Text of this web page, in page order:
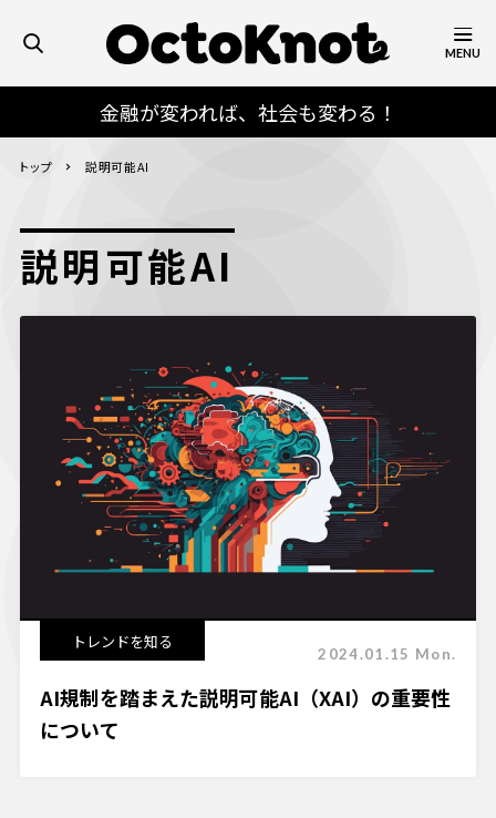
金融が変われば、社会も変わる！
MENU
トップ 説明可能AI
説明可能AI
トレンドを知る
2024.01.15 Mon.
AI規制を踏まえた説明可能AI（XAI）の重要性
について